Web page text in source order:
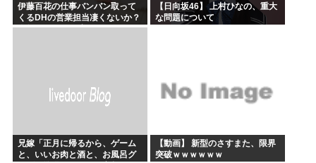
伊藤百花の仕事バンバン取って
くるDHの営業担当凄くないか？
今年のボーナス凄いことになり
【日向坂46】 上村ひなの、重大
な問題について
兄嫁「正月に帰るから、ゲーム
と、いいお肉と酒と、お風呂グ
【動画】 新型のさすまた、限界
突破ｗｗｗｗｗｗ